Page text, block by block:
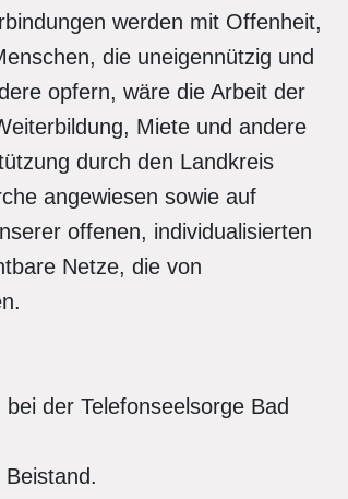
werden mit Offenheit,
die uneigennützig und
opfern, wäre die Arbeit der
Miete und andere
durch den Landkreis
angewiesen sowie auf
offenen, individualisierten
Netze, die von
der Telefonseelsorge Bad